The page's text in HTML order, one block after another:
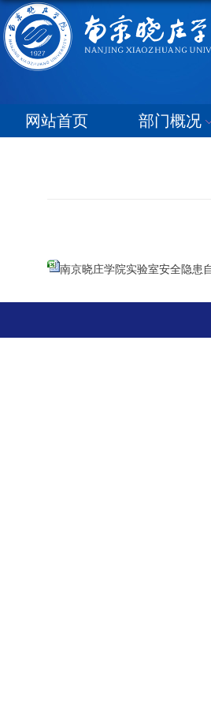
网站首页 部门概况
南京晓庄学院实验室安全隐患